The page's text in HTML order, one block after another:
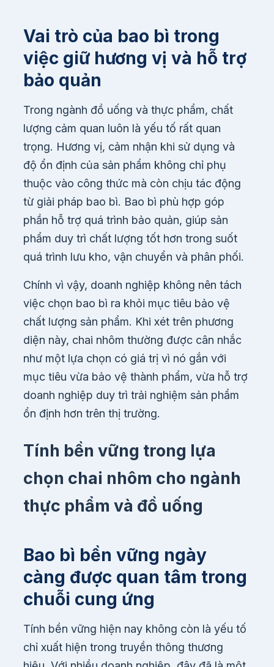
Vai trò của bao bì trong
việc giữ hương vị và hỗ trợ
bảo quản
Trong ngành đồ uống và thực phẩm, chất
lượng cảm quan luôn là yếu tố rất quan
trọng. Hương vị, cảm nhận khi sử dụng và
độ ổn định của sản phẩm không chỉ phụ
thuộc vào công thức mà còn chịu tác động
từ giải pháp bao bì. Bao bì phù hợp góp
phần hỗ trợ quá trình bảo quản, giúp sản
phẩm duy trì chất lượng tốt hơn trong suốt
quá trình lưu kho, vận chuyển và phân phối.
Chính vì vậy, doanh nghiệp không nên tách
việc chọn bao bì ra khỏi mục tiêu bảo vệ
chất lượng sản phẩm. Khi xét trên phương
diện này, chai nhôm thường được cân nhắc
như một lựa chọn có giá trị vì nó gắn với
mục tiêu vừa bảo vệ thành phẩm, vừa hỗ trợ
doanh nghiệp duy trì trải nghiệm sản phẩm
ổn định hơn trên thị trường.
Tính bền vững trong lựa
chọn chai nhôm cho ngành
thực phẩm và đồ uống
Bao bì bền vững ngày
càng được quan tâm trong
chuỗi cung ứng
Tính bền vững hiện nay không còn là yếu tố
chỉ xuất hiện trong truyền thông thương